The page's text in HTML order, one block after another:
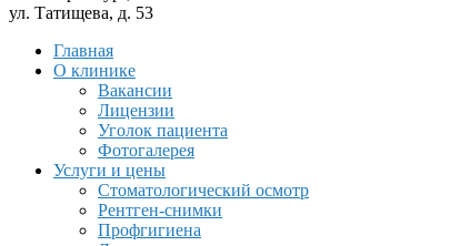
ул. Татищева, д. 53
Главная
О клинике
Вакансии
Лицензии
Уголок пациента
Фотогалерея
Услуги и цены
Стоматологический осмотр
Рентген-снимки
Профгигиена